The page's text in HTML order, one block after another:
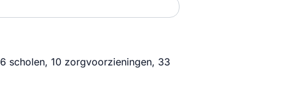
scholen, 10 zorgvoorzieningen, 33